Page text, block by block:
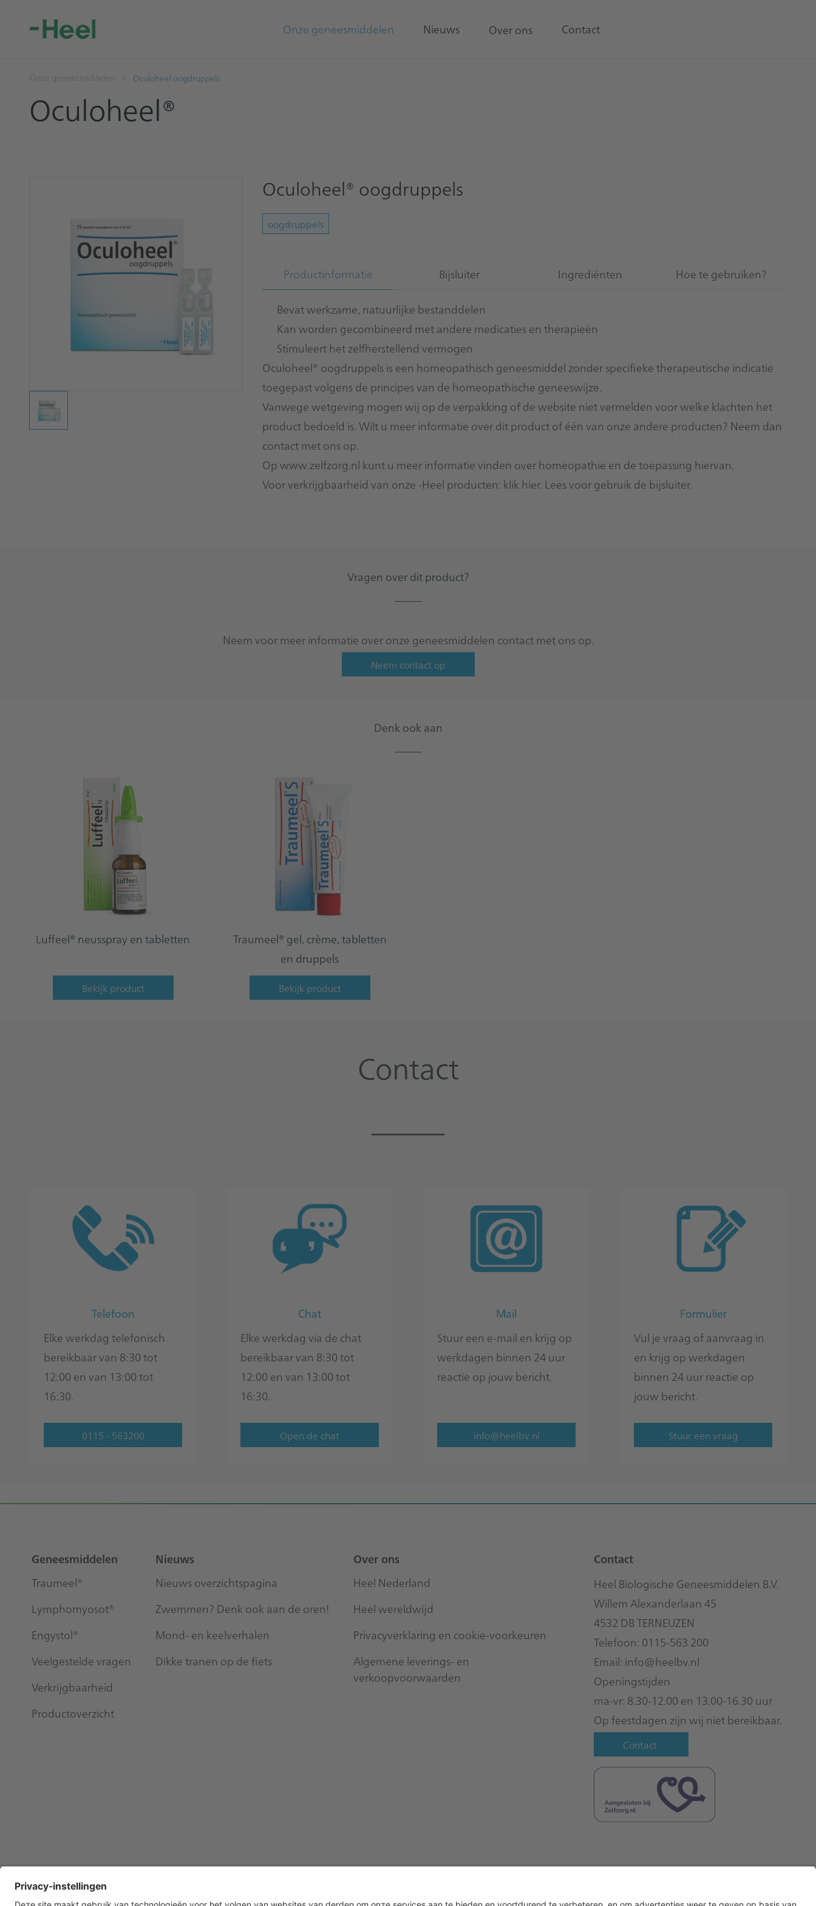
Onze geneesmiddelen Nieuws Over ons Contact
Onze geneesmiddelen Oculoheel oogdruppels
Oculoheel®
Oculoheel® oogdruppels
oogdruppels
Productinformatie Bijsluiter Ingrediënten Hoe te gebruiken?
Bevat werkzame, natuurlijke bestanddelen
Kan worden gecombineerd met andere medicaties en therapieën
Stimuleert het zelfherstellend vermogen
Oculoheel® oogdruppels is een homeopathisch geneesmiddel zonder specifieke therapeutische indicatie
toegepast volgens de principes van de homeopathische geneeswijze.
Vanwege wetgeving mogen wij op de verpakking of de website niet vermelden voor welke klachten het
product bedoeld is. Wilt u meer informatie over dit product of één van onze andere producten? Neem dan
contact met ons op.
Op www.zelfzorg.nl kunt u meer informatie vinden over homeopathie en de toepassing hiervan.
Voor verkrijgbaarheid van onze -Heel producten: klik hier. Lees voor gebruik de bijsluiter.
Vragen over dit product?
Neem voor meer informatie over onze geneesmiddelen contact met ons op.
Neem contact op
Denk ook aan
Luffeel® neusspray en tabletten
Bekijk product
Traumeel® gel, crème, tabletten
en druppels
Bekijk product
Contact
Telefoon
Elke werkdag telefonisch
bereikbaar van 8:30 tot
12:00 en van 13:00 tot
16:30.
0115 - 563200
Chat
Elke werkdag via de chat
bereikbaar van 8:30 tot
12:00 en van 13:00 tot
16:30.
Open de chat
Mail
Stuur een e-mail en krijg op
werkdagen binnen 24 uur
reactie op jouw bericht.
info@heelbv.nl
Formulier
Vul je vraag of aanvraag in
en krijg op werkdagen
binnen 24 uur reactie op
jouw bericht.
Stuur een vraag
Geneesmiddelen
Traumeel®
Lymphomyosot®
Engystol®
Veelgestelde vragen
Verkrijgbaarheid
Productoverzicht
Nieuws
Nieuws overzichtspagina
Zwemmen? Denk ook aan de oren!
Mond- en keelverhalen
Dikke tranen op de fiets
Over ons
Heel Nederland
Heel wereldwijd
Privacyverklaring en cookie-voorkeuren
Algemene leverings- en
verkoopvoorwaarden
Contact
Heel Biologische Geneesmiddelen B.V.
Willem Alexanderlaan 45
4532 DB TERNEUZEN
Telefoon: 0115-563 200
Email: info@heelbv.nl
Openingstijden
ma-vr: 8.30-12.00 en 13.00-16.30 uur
Op feestdagen zijn wij niet bereikbaar.
Contact